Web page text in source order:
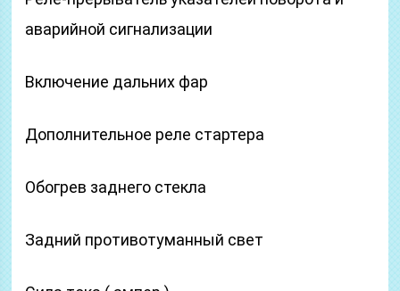
аварийной сигнализации
Включение дальних фар
Дополнительное реле стартера
Обогрев заднего стекла
Задний противотуманный свет